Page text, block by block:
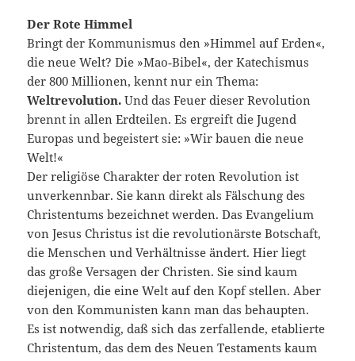
Der Rote Himmel
Bringt der Kommunismus den »Himmel auf Erden«,
die neue Welt? Die »Mao‑Bibel«, der Katechismus
der 800 Millionen, kennt nur ein Thema:
Weltrevolution. Und das Feuer dieser Revolution
brennt in allen Erdteilen. Es ergreift die Jugend
Europas und begeistert sie: »Wir bauen die neue
Welt!«
Der religiöse Charakter der roten Revolution ist
unverkennbar. Sie kann direkt als Fälschung des
Christentums bezeichnet werden. Das Evangelium
von Jesus Christus ist die revolutionärste Botschaft,
die Menschen und Verhältnisse ändert. Hier liegt
das große Versagen der Christen. Sie sind kaum
diejenigen, die eine Welt auf den Kopf stellen. Aber
von den Kommunisten kann man das behaupten.
Es ist notwendig, daß sich das zerfallende, etablierte
Christentum, das dem des Neuen Testaments kaum